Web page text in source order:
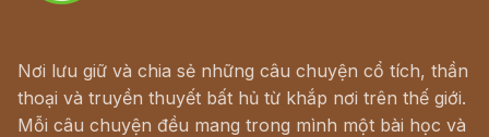
Nơi lưu giữ và chia sẻ những câu chuyện cổ tích, thần
thoại và truyền thuyết bất hủ từ khắp nơi trên thế giới.
Mỗi câu chuyện đều mang trong mình một bài học và